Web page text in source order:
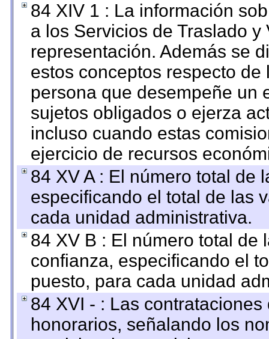
84 XIV 1 : La información
a los Servicios de Traslado
representación. Además se
estos conceptos respecto
persona que desempeñe un
sujetos obligados o ejerza
incluso cuando estas
ejercicio de recursos
84 XV A : El número total de
especificando el total de las
cada unidad administrativa.
84 XV B : El número total de
confianza, especificando el
puesto, para cada unidad
84 XVI - : Las
honorarios, señalando los